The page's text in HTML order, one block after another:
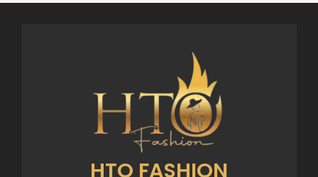
HTO FASHION